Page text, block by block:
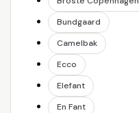
Bundgaard
Camelbak
Ecco
Elefant
En Fant